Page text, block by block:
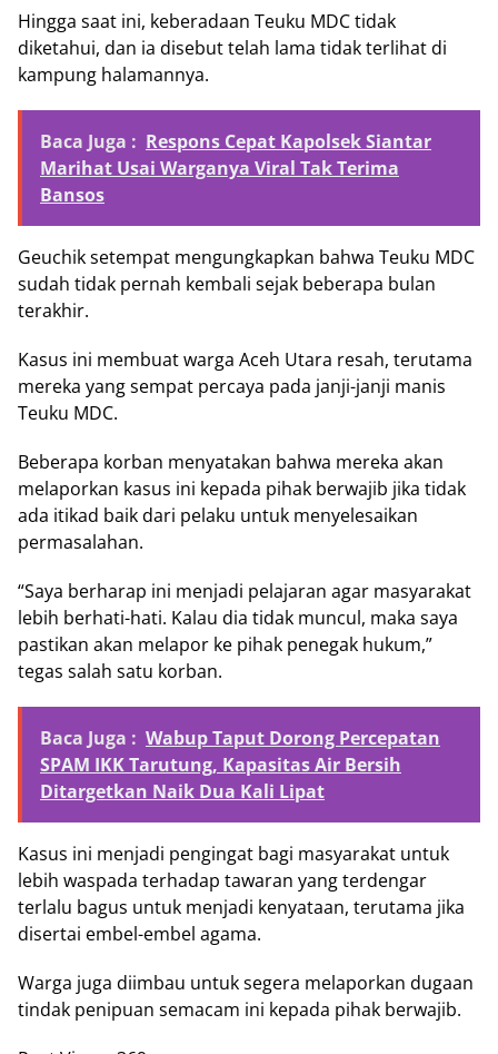
Hingga saat ini, keberadaan Teuku MDC tidak
diketahui, dan ia disebut telah lama tidak terlihat di
kampung halamannya.
Baca Juga : Respons Cepat Kapolsek Siantar
Marihat Usai Warganya Viral Tak Terima
Bansos
Geuchik setempat mengungkapkan bahwa Teuku MDC
sudah tidak pernah kembali sejak beberapa bulan
terakhir.
Kasus ini membuat warga Aceh Utara resah, terutama
mereka yang sempat percaya pada janji-janji manis
Teuku MDC.
Beberapa korban menyatakan bahwa mereka akan
melaporkan kasus ini kepada pihak berwajib jika tidak
ada itikad baik dari pelaku untuk menyelesaikan
permasalahan.
“Saya berharap ini menjadi pelajaran agar masyarakat
lebih berhati-hati. Kalau dia tidak muncul, maka saya
pastikan akan melapor ke pihak penegak hukum,”
tegas salah satu korban.
Baca Juga : Wabup Taput Dorong Percepatan
SPAM IKK Tarutung, Kapasitas Air Bersih
Ditargetkan Naik Dua Kali Lipat
Kasus ini menjadi pengingat bagi masyarakat untuk
lebih waspada terhadap tawaran yang terdengar
terlalu bagus untuk menjadi kenyataan, terutama jika
disertai embel-embel agama.
Warga juga diimbau untuk segera melaporkan dugaan
tindak penipuan semacam ini kepada pihak berwajib.